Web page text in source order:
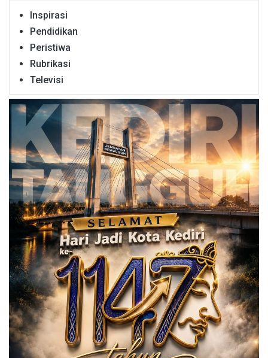
Inspirasi
Pendidikan
Peristiwa
Rubrikasi
Televisi